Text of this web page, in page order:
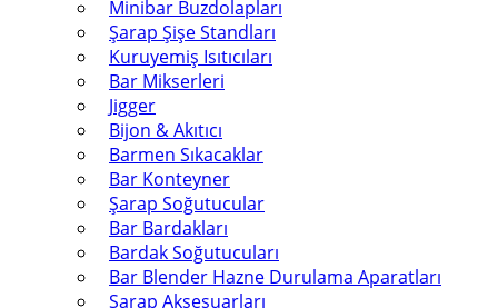
Minibar Buzdolapları
Şarap Şişe Standları
Kuruyemiş Isıtıcıları
Bar Mikserleri
Jigger
Bijon & Akıtıcı
Barmen Sıkacaklar
Bar Konteyner
Şarap Soğutucular
Bar Bardakları
Bardak Soğutucuları
Bar Blender Hazne Durulama Aparatları
Şarap Aksesuarları